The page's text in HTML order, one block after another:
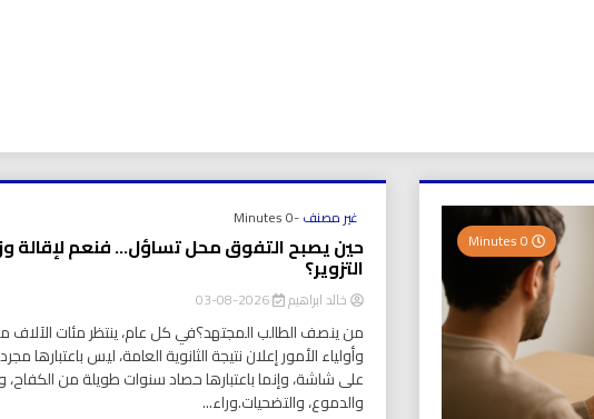
غير مصنف-0 Minutes
حين يصبح التفوق محل تساؤل… فنعم لإقالة
التزوير؟
خالد ابراهيم 2026-08-03
من ينصف الطالب المجتهد؟في كل عام، ينتظر مئات الآلاف
وأولياء الأمور إعلان نتيجة الثانوية العامة، ليس باعتبارها
على شاشة، وإنما باعتبارها حصاد سنوات طويلة من الكفاح،
والدموع، والتضحيات.وراء...